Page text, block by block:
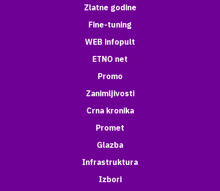
Zlatne godine
Fine-tuning
WEB infopult
ETNO net
Promo
Zanimljivosti
Crna kronika
Promet
Glazba
Infrastruktura
Izbori